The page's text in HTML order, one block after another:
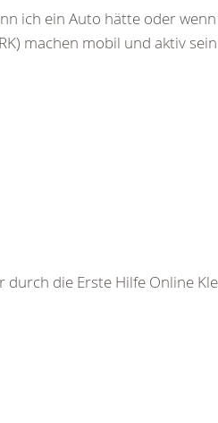
ich ein Auto hätte oder
machen mobil und aktiv
durch die Erste Hilfe Online